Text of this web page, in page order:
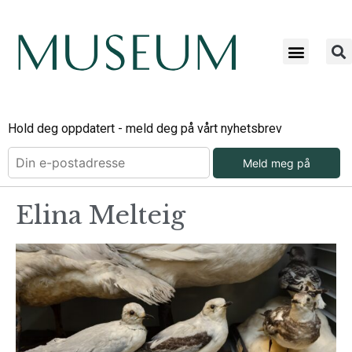
Hold deg oppdatert - meld deg på vårt nyhetsbrev
Meld meg på
Elina Melteig